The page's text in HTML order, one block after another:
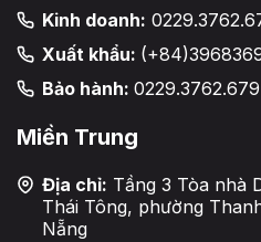
Kinh doanh:
Xuất khẩu:
Bảo hành: 0229.3762.679
Miền Trung
Địa chỉ: Tầng 3 Tòa nhà
Thái Tông, phường
Nẵng